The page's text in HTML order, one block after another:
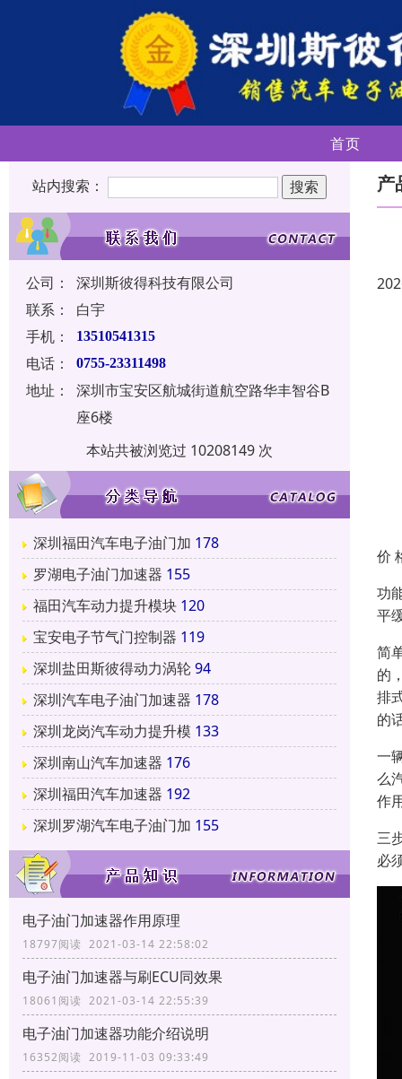
首页
站内搜索：
公司：
深圳斯彼得科技有限公司
联系：
白宇
手机：
13510541315
电话： 0755-23311498
地址：
深圳市宝安区航城街道航空路华丰智谷B
座6楼
本站共被浏览过 10208149 次
深圳福田汽车电子油门加 178
罗湖电子油门加速器 155
福田汽车动力提升模块 120
宝安电子节气门控制器 119
深圳盐田斯彼得动力涡轮94
深圳汽车电子油门加速器 178
深圳龙岗汽车动力提升模 133
深圳南山汽车加速器 176
深圳福田汽车加速器 192
深圳罗湖汽车电子油门加 155
电子油门加速器作用原理
18797阅读 2021-03-14 22:58:02
电子油门加速器与刷ECU同效果
18061阅读 2021-03-14 22:55:39
电子油门加速器功能介绍说明
16352阅读 2019-11-03 09:33:49
产
价
功
平
简
的
排
的
一
么
作
三
必